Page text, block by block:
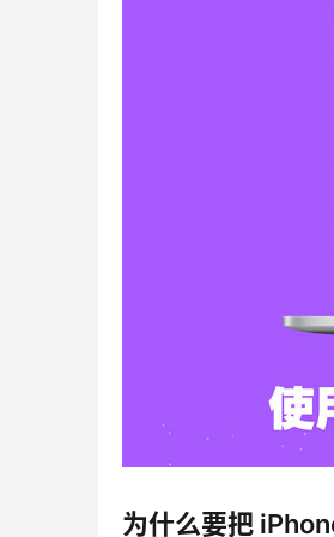
为什么要把